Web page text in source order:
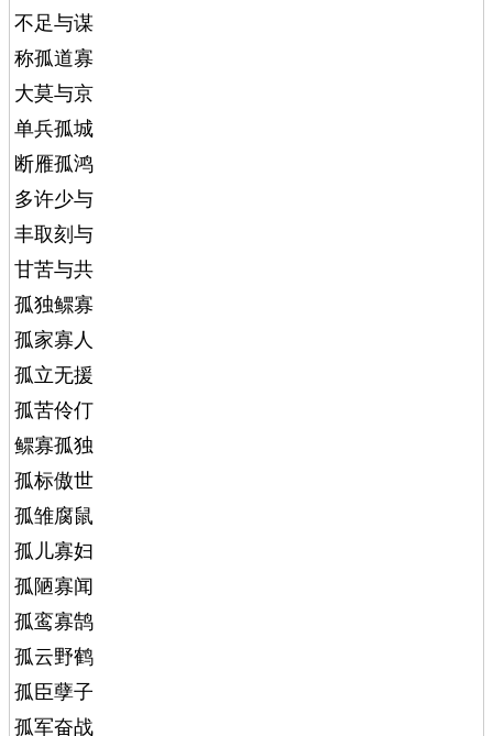
不足与谋
称孤道寡
大莫与京
单兵孤城
断雁孤鸿
多许少与
丰取刻与
甘苦与共
孤独鳏寡
孤家寡人
孤立无援
孤苦伶仃
鳏寡孤独
孤标傲世
孤雏腐鼠
孤儿寡妇
孤陋寡闻
孤鸾寡鹄
孤云野鹤
孤臣孽子
孤军奋战